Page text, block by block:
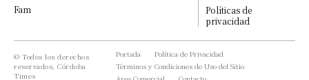
Fam
Políticas de
privacidad
© Todos los derechos
reservados, Córdoba
Times
Portada
Política de Privacidad
Términos y Condiciones de Uso del Sitio